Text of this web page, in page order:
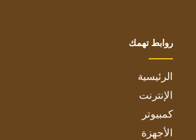
روابط تهمك
الرئيسية
الإنترنت
كمبيوتر
الأجهزة